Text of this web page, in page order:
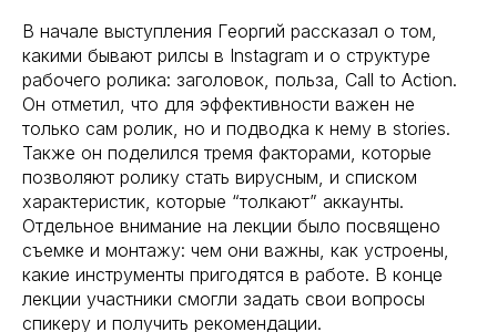
В начале выступления Георгий рассказал о том,
какими бывают рилсы в Instagram и о структуре
рабочего ролика: заголовок, польза, Call to Action.
Он отметил, что для эффективности важен не
только сам ролик, но и подводка к нему в stories.
Также он поделился тремя факторами, которые
позволяют ролику стать вирусным, и списком
характеристик, которые “толкают” аккаунты.
Отдельное внимание на лекции было посвящено
съемке и монтажу: чем они важны, как устроены,
какие инструменты пригодятся в работе. В конце
лекции участники смогли задать свои вопросы
спикеру и получить рекомендации.